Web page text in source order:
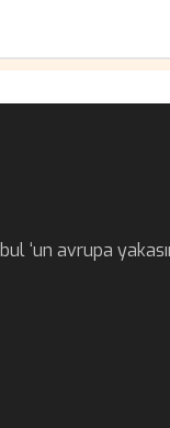
‘un avrupa